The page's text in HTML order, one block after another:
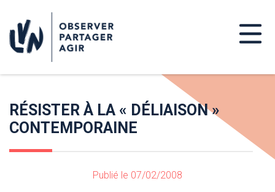
RÉSISTER À LA « DÉLIAISON »
CONTEMPORAINE
Publié le 07/02/2008